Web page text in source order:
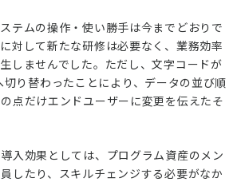
テムの操作・使い勝手は今までどおりで
対して新たな研修は必要なく、業務効率
しませんでした。ただし、文字コードが
切り替わったことにより、データの並び順
点だけエンドユーザーに変更を伝えたそ
入効果としては、プログラム資産のメン
したり、スキルチェンジする必要がなか